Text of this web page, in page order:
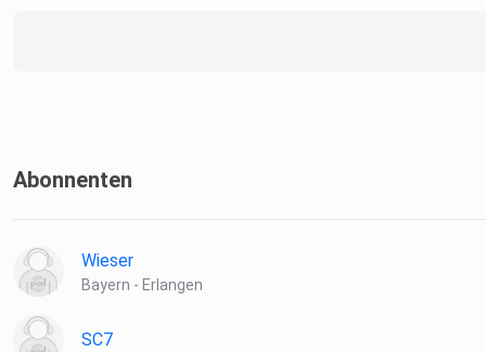
Abonnenten
Wieser
Bayern - Erlangen
SC7